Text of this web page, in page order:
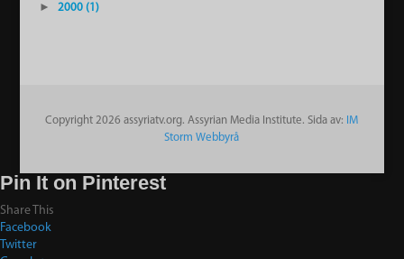
►
2000 (1)
Copyright 2026 assyriatv.org. Assyrian Media Institute. Sida av: IM
Storm Webbyrå
Pin It on Pinterest
Share This
Facebook
Twitter